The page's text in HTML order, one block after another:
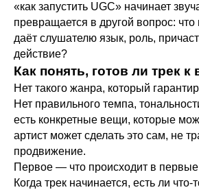
«как запустить UGC» начинает
превращается в другой вопрос: что
даёт слушателю язык, роль,
действие?
Как понять, готов ли трек к
Нет такого жанра, который
Нет правильного темпа,
есть конкретные вещи, которые
артист может сделать это сам, не
продвижение.
Первое — что происходит в первые
Когда трек начинается, есть ли что-